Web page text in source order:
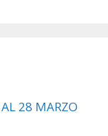
AL 28 MARZO